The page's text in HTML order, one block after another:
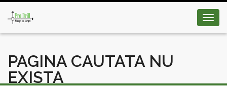
PAGINA CAUTATA NU
EXISTA